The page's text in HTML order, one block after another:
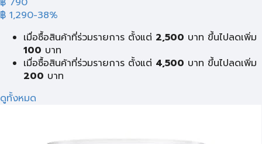
฿ 1,290-38%
เมื่อซื้อสินค้าที่ร่วมรายการ ตั้งแต่ 2,500 บาท ขึ้นไปลดเพิ่ม
100 บาท
เมื่อซื้อสินค้าที่ร่วมรายการ ตั้งแต่ 4,500 บาท ขึ้นไปลดเพิ่ม
200 บาท
ดูทั้งหมด